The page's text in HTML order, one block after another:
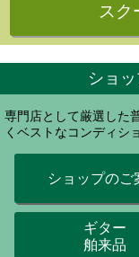
スク
ショ
専門店として厳選した
くベストなコンディシ
ショップのご
ギター
舶来品